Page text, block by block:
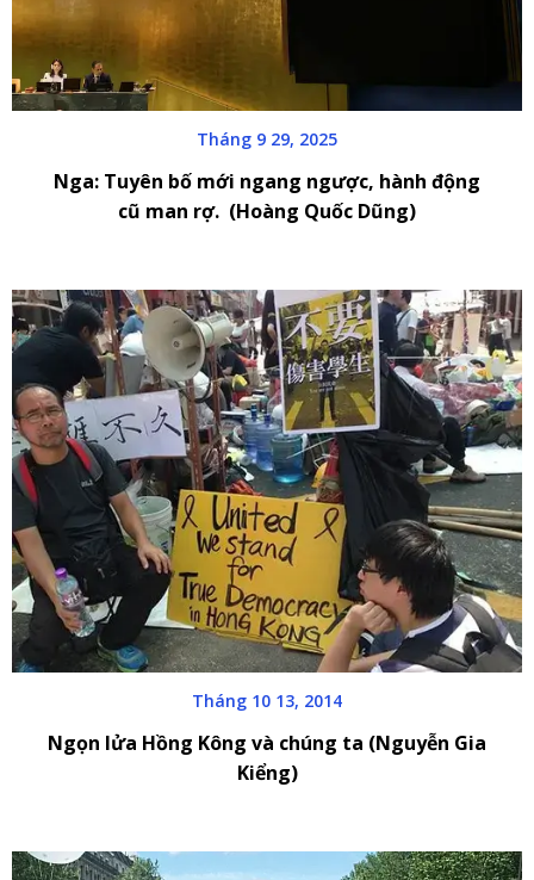
Tháng 9 29, 2025
Nga: Tuyên bố mới ngang ngược, hành động
cũ man rợ. (Hoàng Quốc Dũng)
Tháng 10 13, 2014
Ngọn lửa Hồng Kông và chúng ta (Nguyễn Gia
Kiểng)